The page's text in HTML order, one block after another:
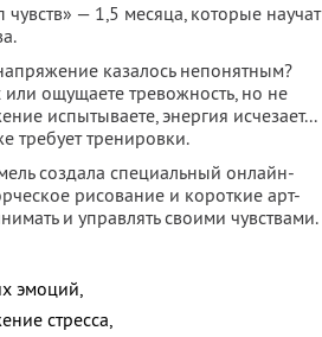
— 1,5 месяца, которые научат
казалось непонятным?
или ощущаете тревожность, но не
испытываете, энергия исчезает...
требует тренировки.
создала специальный онлайн-
рисование и короткие арт-
и управлять своими чувствами.
эмоций,
стресса,